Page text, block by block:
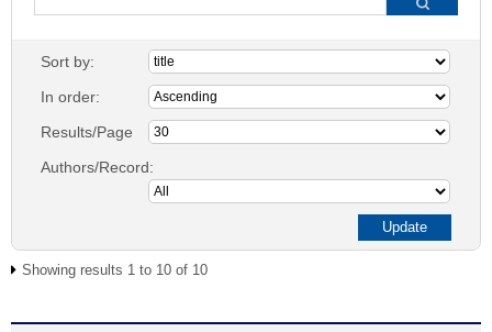
Sort by:
In order:
Results/Page
Authors/Record:
Showing results 1 to 10 of 10